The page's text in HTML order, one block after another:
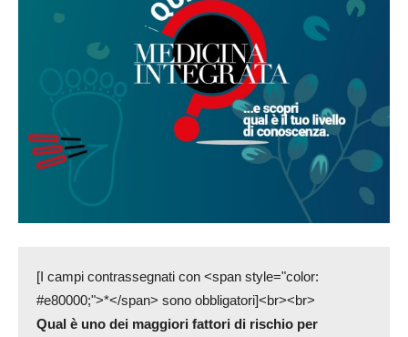
[I campi contrassegnati con <span style="color:
#e80000;">*</span> sono obbligatori]<br><br>
Qual è uno dei maggiori fattori di rischio per